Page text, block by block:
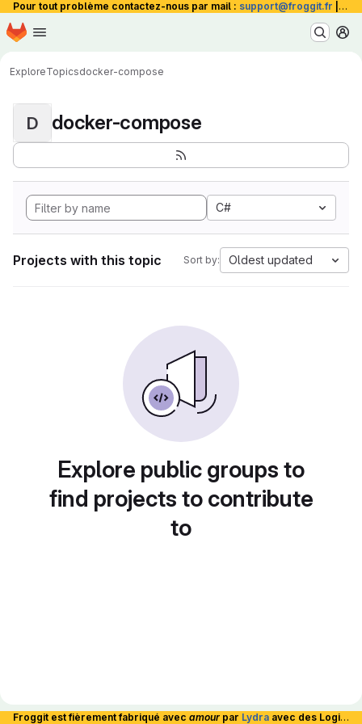
Pour tout problème contactez-nous par mail : support@froggit.fr La
Skip to main content
Homepage
ExploreTopicsdocker-compose
D docker-compose
C#
Projects with this topic Sort by: Oldest updated
Explore public groups to
find projects to contribute
to
Froggit est fièrement fabriqué avec amour par Lydra avec des Logiciels Libres et hébergé en